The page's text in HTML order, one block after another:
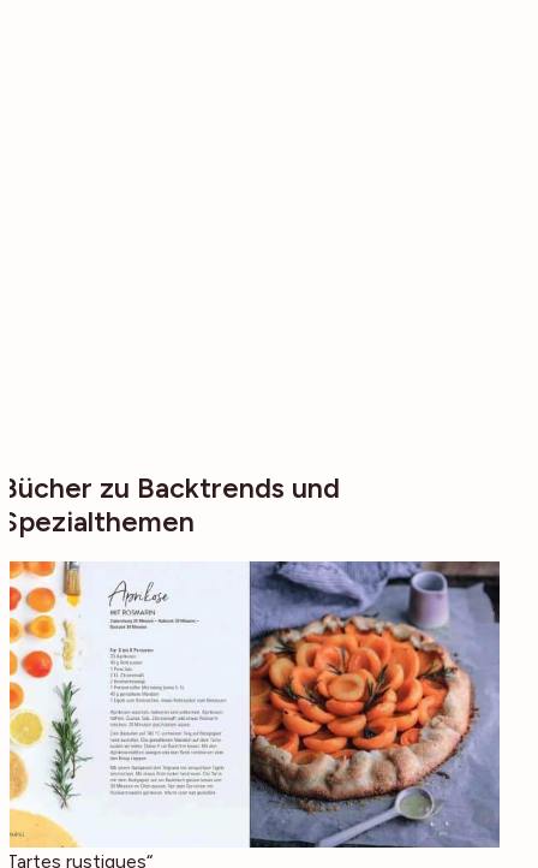
Bücher zu Backtrends und
Spezialthemen
„Tartes rustiques“